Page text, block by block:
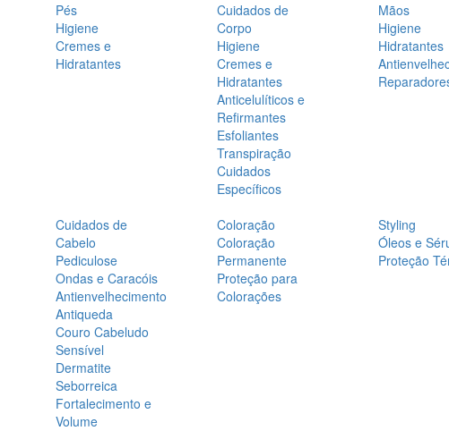
Pés
Higiene
Cremes e
Hidratantes
Cuidados de
Corpo
Higiene
Cremes e
Hidratantes
Anticelulíticos e
Refirmantes
Esfoliantes
Transpiração
Cuidados
Específicos
Mãos
Higiene
Hidratantes
Cuidados de
Cabelo
Pediculose
Ondas e Caracóis
Antienvelhecimento
Antiqueda
Couro Cabeludo
Sensível
Dermatite
Seborreica
Fortalecimento e
Volume
Coloração
Coloração
Permanente
Proteção para
Colorações
Styling
Óleos e
Proteção